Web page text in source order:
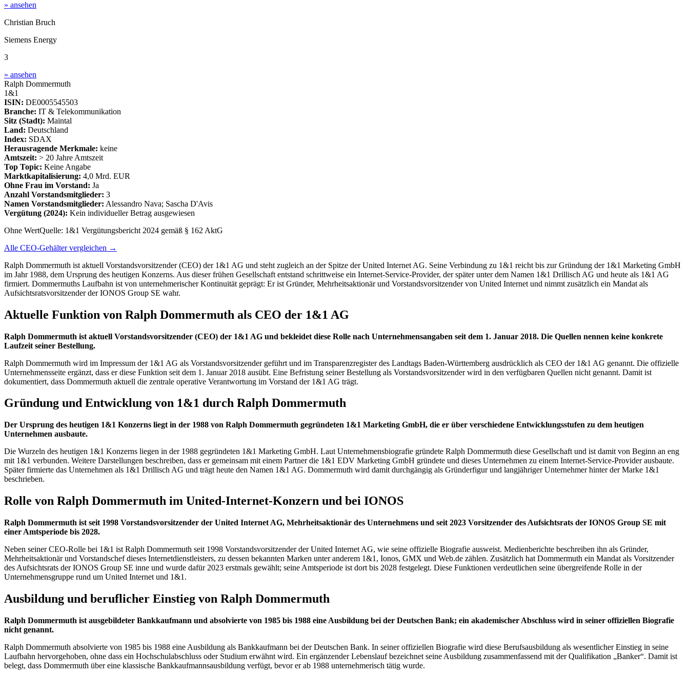
» ansehen
Christian Bruch
Siemens Energy
3
» ansehen
Ralph Dommermuth
1&1
ISIN: DE0005545503
Branche: IT & Telekommunikation
Sitz (Stadt): Maintal
Land: Deutschland
Index: SDAX
Herausragende Merkmale: keine
Amtszeit: > 20 Jahre Amtszeit
Top Topic: Keine Angabe
Marktkapitalisierung: 4,0 Mrd. EUR
Ohne Frau im Vorstand: Ja
Anzahl Vorstandsmitglieder: 3
Namen Vorstandsmitglieder: Alessandro Nava; Sascha D'Avis
Vergütung (2024): Kein individueller Betrag ausgewiesen
Ohne WertQuelle: 1&1 Vergütungsbericht 2024 gemäß § 162 AktG
Alle CEO-Gehälter vergleichen →
Ralph Dommermuth ist aktuell Vorstandsvorsitzender (CEO) der 1&1 AG und steht zugleich an der Spitze der United Internet AG. Seine Verbindung zu 1&1 reicht bis zur Gründung der 1&1 Marketing GmbH
im Jahr 1988, dem Ursprung des heutigen Konzerns. Aus dieser frühen Gesellschaft entstand schrittweise ein Internet-Service-Provider, der später unter dem Namen 1&1 Drillisch AG und heute als 1&1 AG
firmiert. Dommermuths Laufbahn ist von unternehmerischer Kontinuität geprägt: Er ist Gründer, Mehrheitsaktionär und Vorstandsvorsitzender von United Internet und nimmt zusätzlich ein Mandat als
Aufsichtsratsvorsitzender der IONOS Group SE wahr.
Aktuelle Funktion von Ralph Dommermuth als CEO der 1&1 AG
Ralph Dommermuth ist aktuell Vorstandsvorsitzender (CEO) der 1&1 AG und bekleidet diese Rolle nach Unternehmensangaben seit dem 1. Januar 2018. Die Quellen nennen keine konkrete
Laufzeit seiner Bestellung.
Ralph Dommermuth wird im Impressum der 1&1 AG als Vorstandsvorsitzender geführt und im Transparenzregister des Landtags Baden-Württemberg ausdrücklich als CEO der 1&1 AG genannt. Die offizielle
Unternehmensseite ergänzt, dass er diese Funktion seit dem 1. Januar 2018 ausübt. Eine Befristung seiner Bestellung als Vorstandsvorsitzender wird in den verfügbaren Quellen nicht genannt. Damit ist
dokumentiert, dass Dommermuth aktuell die zentrale operative Verantwortung im Vorstand der 1&1 AG trägt.
Gründung und Entwicklung von 1&1 durch Ralph Dommermuth
Der Ursprung des heutigen 1&1 Konzerns liegt in der 1988 von Ralph Dommermuth gegründeten 1&1 Marketing GmbH, die er über verschiedene Entwicklungsstufen zu dem heutigen
Unternehmen ausbaute.
Die Wurzeln des heutigen 1&1 Konzerns liegen in der 1988 gegründeten 1&1 Marketing GmbH. Laut Unternehmensbiografie gründete Ralph Dommermuth diese Gesellschaft und ist damit von Beginn an eng
mit 1&1 verbunden. Weitere Darstellungen beschreiben, dass er gemeinsam mit einem Partner die 1&1 EDV Marketing GmbH gründete und dieses Unternehmen zu einem Internet-Service-Provider ausbaute.
Später firmierte das Unternehmen als 1&1 Drillisch AG und trägt heute den Namen 1&1 AG. Dommermuth wird damit durchgängig als Gründerfigur und langjähriger Unternehmer hinter der Marke 1&1
beschrieben.
Rolle von Ralph Dommermuth im United-Internet-Konzern und bei IONOS
Ralph Dommermuth ist seit 1998 Vorstandsvorsitzender der United Internet AG, Mehrheitsaktionär des Unternehmens und seit 2023 Vorsitzender des Aufsichtsrats der IONOS Group SE mit
einer Amtsperiode bis 2028.
Neben seiner CEO-Rolle bei 1&1 ist Ralph Dommermuth seit 1998 Vorstandsvorsitzender der United Internet AG, wie seine offizielle Biografie ausweist. Medienberichte beschreiben ihn als Gründer,
Mehrheitsaktionär und Vorstandschef dieses Internetdienstleisters, zu dessen bekannten Marken unter anderem 1&1, Ionos, GMX und Web.de zählen. Zusätzlich hat Dommermuth ein Mandat als Vorsitzender
des Aufsichtsrats der IONOS Group SE inne und wurde dafür 2023 erstmals gewählt; seine Amtsperiode ist dort bis 2028 festgelegt. Diese Funktionen verdeutlichen seine übergreifende Rolle in der
Unternehmensgruppe rund um United Internet und 1&1.
Ausbildung und beruflicher Einstieg von Ralph Dommermuth
Ralph Dommermuth ist ausgebildeter Bankkaufmann und absolvierte von 1985 bis 1988 eine Ausbildung bei der Deutschen Bank; ein akademischer Abschluss wird in seiner offiziellen Biografie
nicht genannt.
Ralph Dommermuth absolvierte von 1985 bis 1988 eine Ausbildung als Bankkaufmann bei der Deutschen Bank. In seiner offiziellen Biografie wird diese Berufsausbildung als wesentlicher Einstieg in seine
Laufbahn hervorgehoben, ohne dass ein Hochschulabschluss oder Studium erwähnt wird. Ein ergänzender Lebenslauf bezeichnet seine Ausbildung zusammenfassend mit der Qualifikation „Banker“. Damit ist
belegt, dass Dommermuth über eine klassische Bankkaufmannsausbildung verfügt, bevor er ab 1988 unternehmerisch tätig wurde.